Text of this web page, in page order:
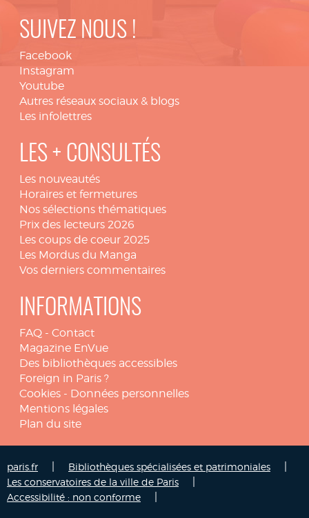
SUIVEZ NOUS !
Facebook
Instagram
Youtube
Autres réseaux sociaux & blogs
Les infolettres
LES + CONSULTÉS
Les nouveautés
Horaires et fermetures
Nos sélections thématiques
Prix des lecteurs 2026
Les coups de coeur 2025
Les Mordus du Manga
Vos derniers commentaires
INFORMATIONS
FAQ - Contact
Magazine EnVue
Des bibliothèques accessibles
Foreign in Paris ?
Cookies - Données personnelles
Mentions légales
Plan du site
paris.fr Bibliothèques spécialisées et patrimoniales
Les conservatoires de la ville de Paris
Accessibilité : non conforme